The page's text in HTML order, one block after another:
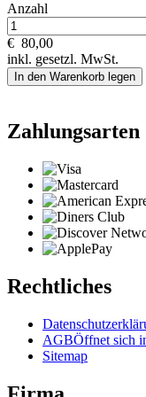
Anzahl
€ 80,00
inkl. gesetzl. MwSt.
In den Warenkorb legen
Zahlungsarten
Rechtliches
AGBÖffnet sich
Sitemap